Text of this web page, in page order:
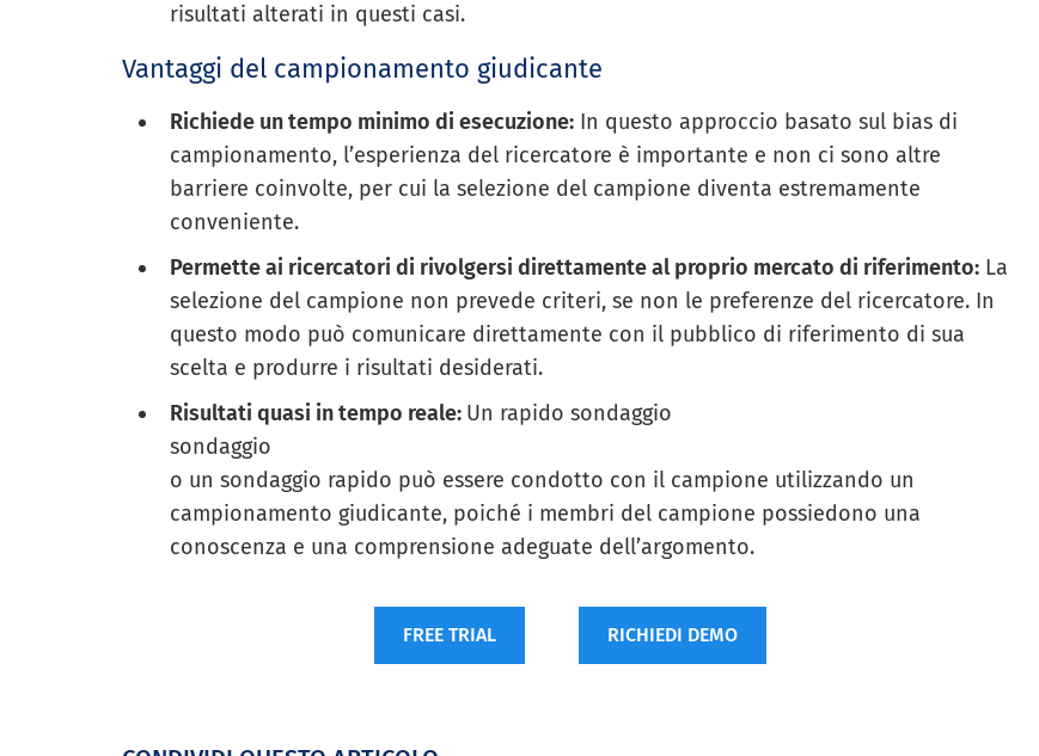
risultati alterati in questi casi.
Vantaggi del campionamento giudicante
Richiede un tempo minimo di esecuzione: In questo approccio basato sul bias di
campionamento, l’esperienza del ricercatore è importante e non ci sono altre
barriere coinvolte, per cui la selezione del campione diventa estremamente
conveniente.
Permette ai ricercatori di rivolgersi direttamente al proprio mercato di riferimento: La
selezione del campione non prevede criteri, se non le preferenze del ricercatore. In
questo modo può comunicare direttamente con il pubblico di riferimento di sua
scelta e produrre i risultati desiderati.
Risultati quasi in tempo reale: Un rapido sondaggio
sondaggio
o un sondaggio rapido può essere condotto con il campione utilizzando un
campionamento giudicante, poiché i membri del campione possiedono una
conoscenza e una comprensione adeguate dell’argomento.
FREE TRIAL RICHIEDI DEMO